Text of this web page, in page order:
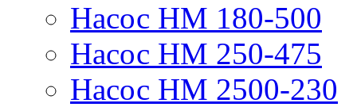
Насос НМ 180-500
Насос НМ 250-475
Насос НМ 2500-230